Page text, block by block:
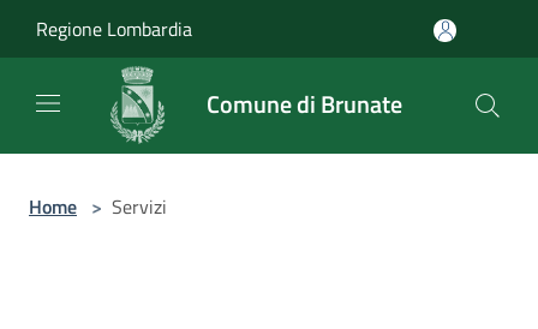
Regione Lombardia
Comune di Brunate
Home > Servizi